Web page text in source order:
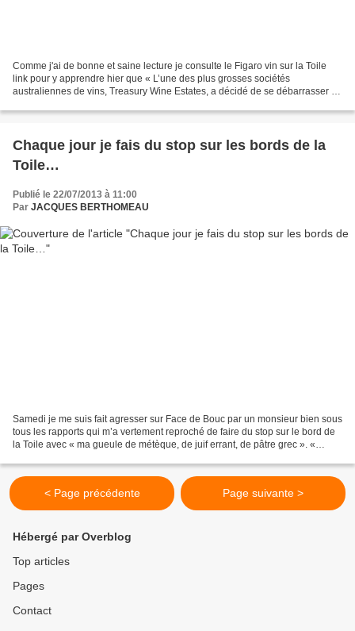
Comme j'ai de bonne et saine lecture je consulte le Figaro vin sur la Toile
link pour y apprendre hier que « L’une des plus grosses sociétés
australiennes de vins, Treasury Wine Estates, a décidé de se débarrasser de
Chaque jour je fais du stop sur les bords de la
Toile…
Publié le 22/07/2013 à 11:00
Par JACQUES BERTHOMEAU
Samedi je me suis fait agresser sur Face de Bouc par un monsieur bien sous
tous les rapports qui m’a vertement reproché de faire du stop sur le bord de
la Toile avec « ma gueule de métèque, de juif errant, de pâtre grec ». «
< Page précédente Page suivante >
Hébergé par Overblog
Top articles
Pages
Contact